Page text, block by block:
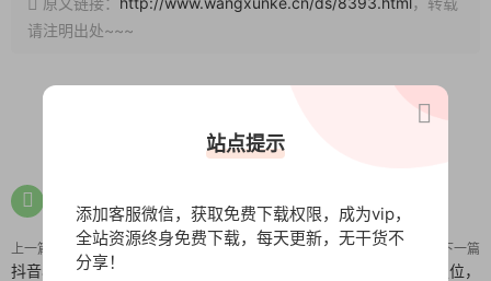
请注明出处~~~
0 0
上一篇
抖音小店精细化运营：高效选品选
下一篇
小红书变现教程，精准账号定位，
站点提示
添加客服微信，获取免费下载权限，成为vip，
全站资源终身免费下载，每天更新，无干货不
分享！